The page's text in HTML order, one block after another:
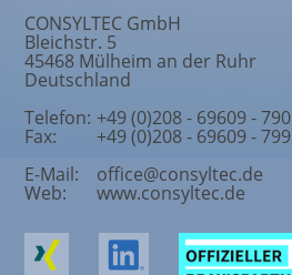
CONSYLTEC GmbH
Bleichstr. 5
45468 Mülheim an der Ruhr
Deutschland
Telefon: +49 (0)208 - 69609 - 790
Fax:
+49 (0)208 - 69609 - 799
E-Mail:
office@consyltec.de
Web: www.consyltec.de